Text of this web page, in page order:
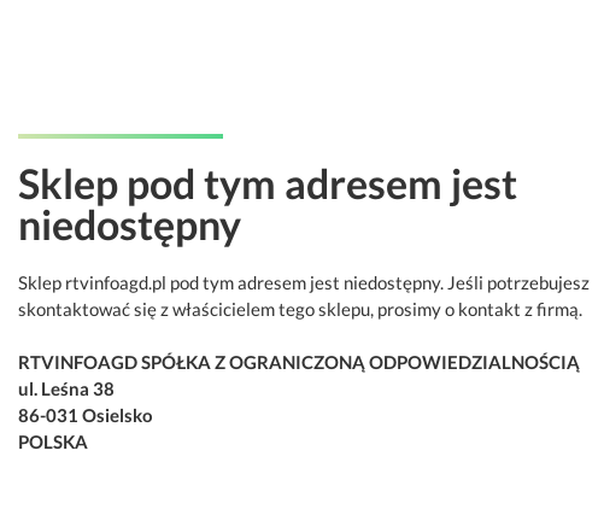
Sklep pod tym adresem jest
niedostępny
Sklep rtvinfoagd.pl pod tym adresem jest niedostępny. Jeśli potrzebujesz
skontaktować się z właścicielem tego sklepu, prosimy o kontakt z firmą.
RTVINFOAGD SPÓŁKA Z OGRANICZONĄ ODPOWIEDZIALNOŚCIĄ
ul. Leśna 38
86-031 Osielsko
POLSKA